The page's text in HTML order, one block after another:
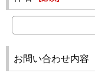
お問い合わせ内容